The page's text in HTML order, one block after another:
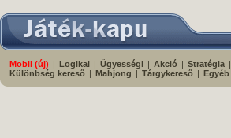
Mobil (új) | Logikai | Ügyességi | Akció | Stratégia |
Különbség kereső | Mahjong | Tárgykereső | Egyéb